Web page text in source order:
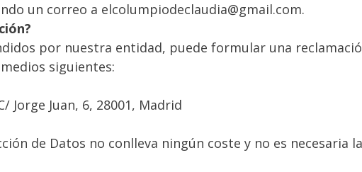
un correo a elcolumpiodeclaudia@gmail.com.
por nuestra entidad, puede formular una
siguientes:
Jorge Juan, 6, 28001, Madrid
de Datos no conlleva ningún coste y no es necesaria